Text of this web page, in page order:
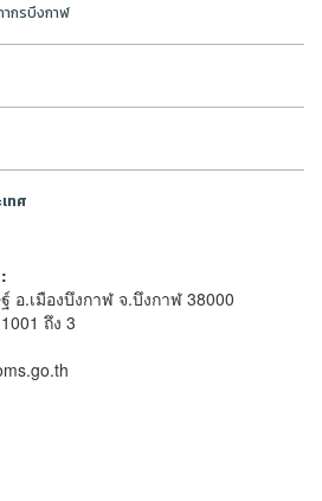
กรบึงกาฬ
ทศ
อ.เมืองบึงกาฬ จ.บึงกาฬ 38000
ถึง 3